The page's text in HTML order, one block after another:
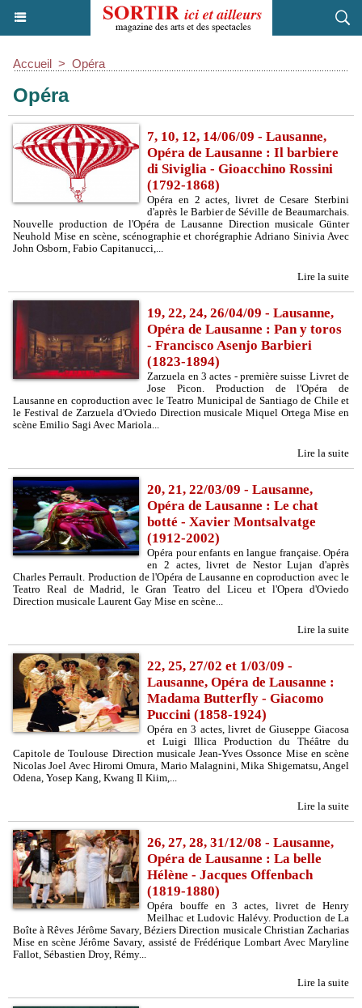
Accueil > Opéra
Opéra
7, 10, 12, 14/06/09 - Lausanne,
Opéra de Lausanne : Il barbiere
di Siviglia - Gioacchino Rossini
(1792-1868)
Opéra en 2 actes, livret de Cesare Sterbini
d'après le Barbier de Séville de Beaumarchais.
Nouvelle production de l'Opéra de Lausanne Direction musicale Günter
Neuhold Mise en scène, scénographie et chorégraphie Adriano Sinivia Avec
John Osborn, Fabio Capitanucci,...
Lire la suite
19, 22, 24, 26/04/09 - Lausanne,
Opéra de Lausanne : Pan y toros
- Francisco Asenjo Barbieri
(1823-1894)
Zarzuela en 3 actes - première suisse Livret de
Jose Picon. Production de l'Opéra de
Lausanne en coproduction avec le Teatro Municipal de Santiago de Chile et
le Festival de Zarzuela d'Oviedo Direction musicale Miquel Ortega Mise en
scène Emilio Sagi Avec Mariola...
Lire la suite
20, 21, 22/03/09 - Lausanne,
Opéra de Lausanne : Le chat
botté - Xavier Montsalvatge
(1912-2002)
Opéra pour enfants en langue française. Opéra
en 2 actes, livret de Nestor Lujan d'après
Charles Perrault. Production de l'Opéra de Lausanne en coproduction avec le
Teatro Real de Madrid, le Gran Teatro del Liceu et l'Opera d'Oviedo
Direction musicale Laurent Gay Mise en scène...
Lire la suite
22, 25, 27/02 et 1/03/09 -
Lausanne, Opéra de Lausanne :
Madama Butterfly - Giacomo
Puccini (1858-1924)
Opéra en 3 actes, livret de Giuseppe Giacosa
et Luigi Illica Production du Théâtre du
Capitole de Toulouse Direction musicale Jean-Yves Ossonce Mise en scène
Nicolas Joel Avec Hiromi Omura, Mario Malagnini, Mika Shigematsu, Angel
Odena, Yosep Kang, Kwang Il Kiim,...
Lire la suite
26, 27, 28, 31/12/08 - Lausanne,
Opéra de Lausanne : La belle
Hélène - Jacques Offenbach
(1819-1880)
Opéra bouffe en 3 actes, livret de Henry
Meilhac et Ludovic Halévy. Production de La
Boîte à Rêves Jérôme Savary, Béziers Direction musicale Christian Zacharias
Mise en scène Jérôme Savary, assisté de Frédérique Lombart Avec Maryline
Fallot, Sébastien Droy, Rémy...
Lire la suite